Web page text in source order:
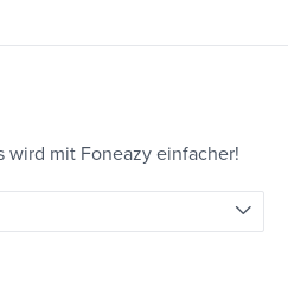
wird mit Foneazy einfacher!